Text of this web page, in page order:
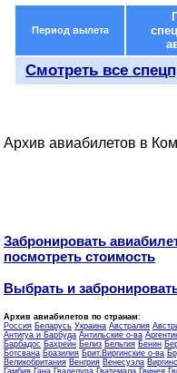
Период вылета
Смотреть все
Архив авиабилетов в
Забронировать
посмотреть стоимость
Выбрать и
Архив авиабилетов по странам:
Россия Беларусь Украина Австралия
Антигуа и Барбуда Антильские о-ва
Барбадос Бахрейн Белиз Бельгия Бенин
Ботсвана Бразилия Брит.Виргинские о-ва
Великобритания Венгрия Венесуэла
Гамбия Гана Гваделупа Гватемала Гвинея